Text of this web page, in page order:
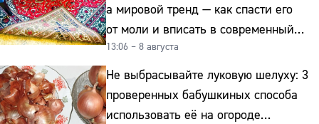
а мировой тренд — как спасти его
от моли и вписать в современный
интерьер
13:06 – 8 августа
Не выбрасывайте луковую шелуху: 3
проверенных бабушкиных способа
использовать её на огороде